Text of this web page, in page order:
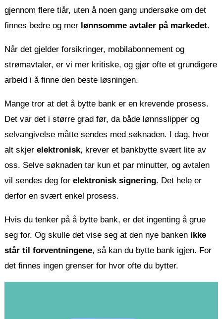
gjennom flere tiår, uten å noen gang undersøke om det
finnes bedre og mer lønnsomme avtaler på markedet.
Når det gjelder forsikringer, mobilabonnement og
strømavtaler, er vi mer kritiske, og gjør ofte et grundigere
arbeid i å finne den beste løsningen.
Mange tror at det å bytte bank er en krevende prosess.
Det var det i større grad før, da både lønnsslipper og
selvangivelse måtte sendes med søknaden. I dag, hvor
alt skjer elektronisk, krever et bankbytte svært lite av
oss. Selve søknaden tar kun et par minutter, og avtalen
vil sendes deg for elektronisk signering. Det hele er
derfor en svært enkel prosess.
Hvis du tenker på å bytte bank, er det ingenting å grue
seg for. Og skulle det vise seg at den nye banken ikke
står til forventningene, så kan du bytte bank igjen. For
det finnes ingen grenser for hvor ofte du bytter.